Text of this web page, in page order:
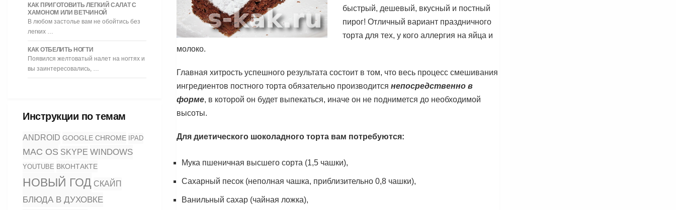
КАК ПРИГОТОВИТЬ ЛЕГКИЙ САЛАТ С
ХАМОНОМ ИЛИ ВЕТЧИНОЙ
В любом застолье вам не обойтись без
легких …
КАК ОТБЕЛИТЬ НОГТИ
Появился желтоватый налет на ногтях и
вы заинтересовались, …
Инструкции по темам
ANDROID GOOGLE CHROME IPAD
MAC OS SKYPE WINDOWS
YOUTUBE ВКОНТАКТЕ
НОВЫЙ ГОД СКАЙП
БЛЮДА В ДУХОВКЕ
быстрый, дешевый, вкусный и постный
пирог! Отличный вариант праздничного
торта для тех, у кого аллергия на яйца и
молоко.
Главная хитрость успешного результата состоит в том, что весь процесс смешивания
ингредиентов постного торта обязательно производится непосредственно в
форме, в которой он будет выпекаться, иначе он не поднимется до необходимой
высоты.
Для диетического шоколадного торта вам потребуются:
Мука пшеничная высшего сорта (1,5 чашки),
Сахарный песок (неполная чашка, приблизительно 0,8 чашки),
Ванильный сахар (чайная ложка),